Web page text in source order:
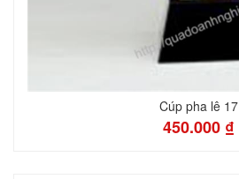
Cúp pha lê 17
450.000 ₫